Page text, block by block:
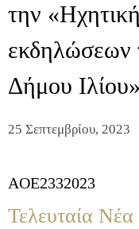
την
εκδηλώσεων
Δήμου Ιλίου»
25 Σεπτεμβρίου, 2023
AOE2332023
Τελευταία Νέα